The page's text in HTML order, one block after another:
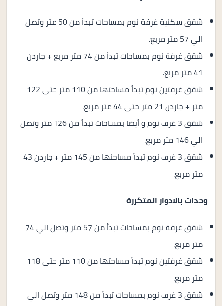
شقق سكنية غرفة نوم بمساحات تبدأ من 50 متر وتصل
الي 57 متر مربع.
شقق غرفة نوم بمساحات تبدأ من 74 متر مربع + جاردن
41 متر مربع.
شقق غرفتين نوم تبدأ مساحتها من 110 متر حتى 122
متر + جاردن 21 متر حتى 44 متر مربع.
شقق 3 غرف نوم و أيضا بمساحات تبدأ من 126 متر وتصل
الي 146 متر مربع.
شقق 3 غرف نوم تبدأ مساحتها من 145 متر + جاردن 43
متر مربع.
وحدات بالادوار المتكررة
شقق غرفة نوم بمساحات تبدأ من 57 متر وتصل الي 74
متر مربع.
شقق غرفتين نوم تبدأ مساحتها من 110 متر حتى 118
متر مربع.
شقق 3 غرف نوم بمساحات تبدأ من 148 متر وتصل الي